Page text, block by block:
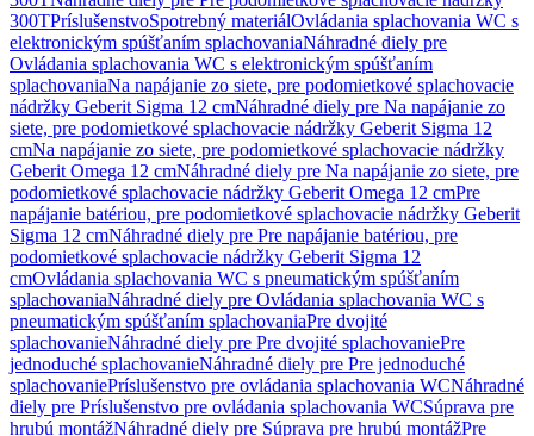
300TPríslušenstvoSpotrebný materiálOvládania splachovania WC s
elektronickým spúšťaním splachovaniaNáhradné diely pre
Ovládania splachovania WC s elektronickým spúšťaním
splachovaniaNa napájanie zo siete, pre podomietkové splachovacie
nádržky Geberit Sigma 12 cmNáhradné diely pre Na napájanie zo
siete, pre podomietkové splachovacie nádržky Geberit Sigma 12
cmNa napájanie zo siete, pre podomietkové splachovacie nádržky
Geberit Omega 12 cmNáhradné diely pre Na napájanie zo siete, pre
podomietkové splachovacie nádržky Geberit Omega 12 cmPre
napájanie batériou, pre podomietkové splachovacie nádržky Geberit
Sigma 12 cmNáhradné diely pre Pre napájanie batériou, pre
podomietkové splachovacie nádržky Geberit Sigma 12
cmOvládania splachovania WC s pneumatickým spúšťaním
splachovaniaNáhradné diely pre Ovládania splachovania WC s
pneumatickým spúšťaním splachovaniaPre dvojité
splachovanieNáhradné diely pre Pre dvojité splachovaniePre
jednoduché splachovanieNáhradné diely pre Pre jednoduché
splachovaniePríslušenstvo pre ovládania splachovania WCNáhradné
diely pre Príslušenstvo pre ovládania splachovania WCSúprava pre
hrubú montážNáhradné diely pre Súprava pre hrubú montážPre